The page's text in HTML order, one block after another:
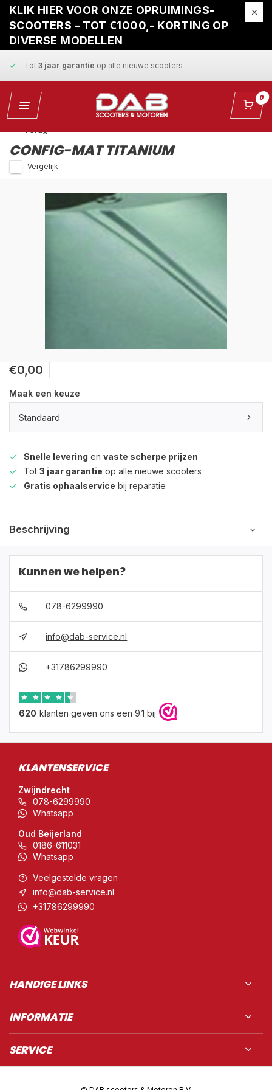
KLIK HIER VOOR ONZE OPRUIMINGS-
SCOOTERS – TOT €1000,- KORTING OP
DIVERSE MODELLEN
Gratis ophaalservicebij reparatie
Snelle leveringen vaste scherpe prijzen
Tot 3 jaar garantie op alle nieuwe scooters
Gratis ophaalservicebij reparatie 0
CONFIG-MAT TITANIUM
Vergelijk
€0,00
Maak een keuze
Standaard
Snelle levering en vaste scherpe prijzen
Tot 3 jaar garantie op alle nieuwe scooters
Gratis ophaalservice bij reparatie
Beschrijving
Kunnen we helpen?
078-6299990
info@dab-service.nl
+31786299990
620 klanten geven ons een 9.1 bij
KLANTENSERVICE
Zwijndrecht
078-6299990
Whatsapp
Oud Beijerland
0186-611031
Whatsapp
Veelgestelde vragen
info@dab-service.nl
+31786299990
HANDIGE LINKS
INFORMATIE
SERVICE